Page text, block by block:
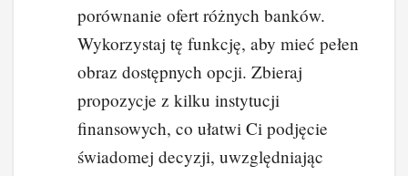
porównanie ofert różnych banków.
Wykorzystaj tę funkcję, aby mieć pełen
obraz dostępnych opcji. Zbieraj
propozycje z kilku instytucji
finansowych, co ułatwi Ci podjęcie
świadomej decyzji, uwzględniając